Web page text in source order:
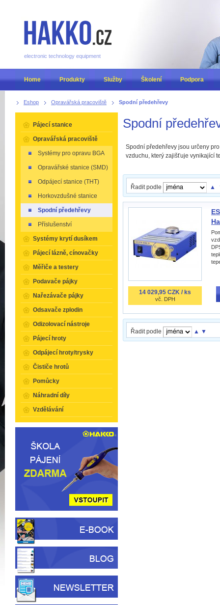
Eshop Opravářská pracoviště Spodní předehřevy
Spodní
Spodní předehřevy jsou určeny
vzduchu, který zajišťuje vynikající
Řadit podle ▲
14 029,95 CZK / ks
vč. DPH
Řadit podle ▲ ▼
Pájecí stanice
Opravářská pracoviště
Systémy pro opravu BGA
Opravářské stanice (SMD)
Odpájecí stanice (THT)
Horkovzdušné stanice
Spodní předehřevy
Příslušenství
Systémy krytí dusíkem
Pájecí lázně, cínovačky
Měřiče a testery
Podavače pájky
Nařezávače pájky
Odsavače zplodin
Odizolovací nástroje
Pájecí hroty
Odpájecí hroty/trysky
Čističe hrotů
Pomůcky
Náhradní díly
Vzdělávání
electronic technology equipment
Home Produkty Služby Školení Podpora